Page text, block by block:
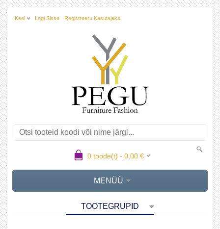
Keel Logi Sisse Registreeru Kasutajaks
0toode(t) - 0,00€
MENÜÜ
TOOTEGRUPID